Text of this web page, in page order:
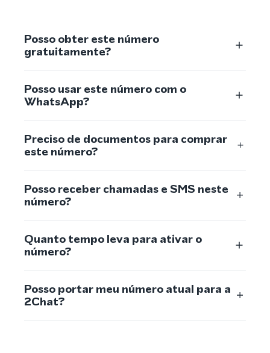
Posso obter este número
gratuitamente?
Posso usar este número com o
WhatsApp?
Preciso de documentos para comprar
este número?
Posso receber chamadas e SMS neste
número?
Quanto tempo leva para ativar o
número?
Posso portar meu número atual para a
2Chat?